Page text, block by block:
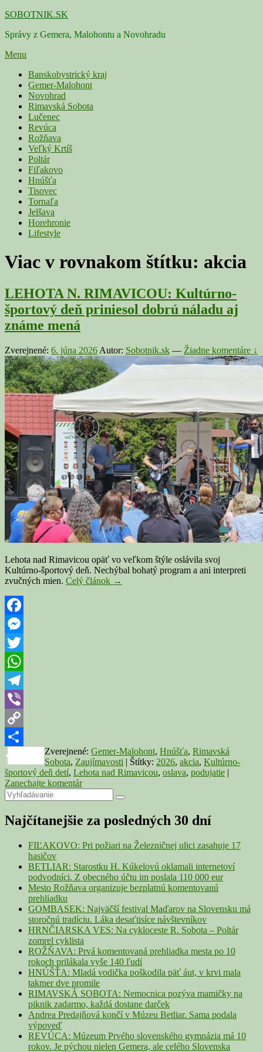
Skip
content
SOBOTNIK.SK
Správy z Gemera, Malohontu a Novohradu
Menu
Primárne
menu
Banskobystrický kraj
Gemer-Malohont
Novohrad
Rimavská Sobota
Lučenec
Revúca
Rožňava
Veľký Krtíš
Poltár
Fiľakovo
Hnúšťa
Tisovec
Tornaľa
Jelšava
Horehronie
Lifestyle
Viac v rovnakom štítku: akcia
LEHOTA N. RIMAVICOU: Kultúrno-
športový deň priniesol dobrú náladu aj
známe mená
Zverejnené: 6. júna 2026 Autor: Sobotnik.sk — Žiadne komentáre ↓
Lehota nad Rimavicou opäť vo veľkom štýle oslávila svoj
Kultúrno-športový deň. Nechýbal bohatý program a ani interpreti
zvučných mien. Celý článok LEHOTA
→
Facebook
Messenger
Twitter
WhatsApp
Telegram
Viber
Copy
Link
Share
Zverejnené: Gemer-Malohont, Hnúšťa, Rimavská
Sobota, Zaujímavosti | Štítky: 2026, akcia, Kultúrno-
športový deň detí, Lehota nad Rimavicou, oslava, podujatie |
Zanechajte komentár
Primary
Sidebar
Widget
Area
Search
for:
Search
Najčítanejšie za posledných 30 dní
FIĽAKOVO: Pri požiari na Železničnej ulici zasahuje 17
hasičov
BETLIAR: Starostku H. Kúkelovú oklamali internetoví
podvodníci. Z obecného účtu im poslala 110 000 eur
Mesto Rožňava organizuje bezplatnú komentovanú
prehliadku
GOMBASEK: Najväčší festival Maďarov na Slovensku má
storočnú tradíciu. Láka desaťtisíce návštevníkov
HRNČIARSKA VES: Na cykloceste R. Sobota – Poltár
zomrel cyklista
ROŽŇAVA: Prvá komentovaná prehliadka mesta po 10
rokoch prilákala vyše 140 ľudí
HNÚŠŤA: Mladá vodička poškodila päť áut, v krvi mala
takmer dve promile
RIMAVSKÁ SOBOTA: Nemocnica pozýva mamičky na
piknik zadarmo, každá dostane darček
Andrea Predajňová končí v Múzeu Betliar. Sama podala
výpoveď
REVÚCA: Múzeum Prvého slovenského gymnázia má 10
rokov. Je pýchou nielen Gemera, ale celého Slovenska